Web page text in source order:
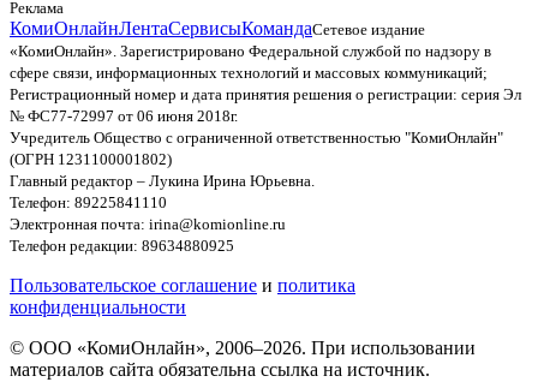
Реклама
КомиОнлайнЛентаСервисыКомандаСетевое издание
«КомиОнлайн». Зарегистрировано Федеральной службой по надзору в
сфере связи, информационных технологий и массовых коммуникаций;
Регистрационный номер и дата принятия решения о регистрации: серия Эл
№ ФС77-72997 от 06 июня 2018г.
Учредитель Общество с ограниченной ответственностью "КомиОнлайн"
(ОГРН 1231100001802)
Главный редактор – Лукина Ирина Юрьевна.
Телефон: 89225841110
Электронная почта: irina@komionline.ru
Телефон редакции: 89634880925
Пользовательское соглашение и политика
конфиденциальности
© ООО «КомиОнлайн», 2006–2026. При использовании
материалов сайта обязательна ссылка на источник.